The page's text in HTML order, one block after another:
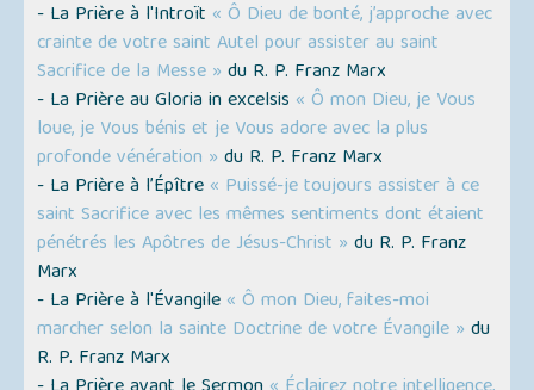
- La Prière à l'Introït « Ô Dieu de bonté, j’approche avec
crainte de votre saint Autel pour assister au saint
Sacrifice de la Messe » du R. P. Franz Marx
- La Prière au Gloria in excelsis « Ô mon Dieu, je Vous
loue, je Vous bénis et je Vous adore avec la plus
profonde vénération » du R. P. Franz Marx
- La Prière à l’Épître « Puissé-je toujours assister à ce
saint Sacrifice avec les mêmes sentiments dont étaient
pénétrés les Apôtres de Jésus-Christ » du R. P. Franz
Marx
- La Prière à l'Évangile « Ô mon Dieu, faites-moi
marcher selon la sainte Doctrine de votre Évangile » du
R. P. Franz Marx